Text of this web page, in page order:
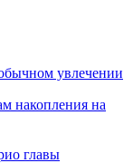
увлечении
накопления на
главы